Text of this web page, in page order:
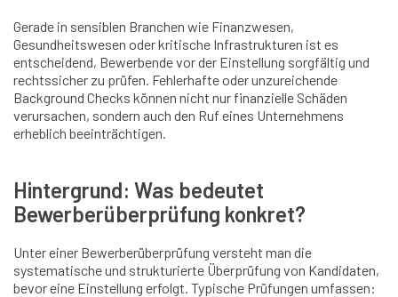
Gerade in sensiblen Branchen wie Finanzwesen,
Gesundheitswesen oder kritische Infrastrukturen ist es
entscheidend, Bewerbende vor der Einstellung sorgfältig und
rechtssicher zu prüfen. Fehlerhafte oder unzureichende
Background Checks können nicht nur finanzielle Schäden
verursachen, sondern auch den Ruf eines Unternehmens
erheblich beeinträchtigen.
Hintergrund: Was bedeutet
Bewerberüberprüfung konkret?
Unter einer Bewerberüberprüfung versteht man die
systematische und strukturierte Überprüfung von Kandidaten,
bevor eine Einstellung erfolgt. Typische Prüfungen umfassen: